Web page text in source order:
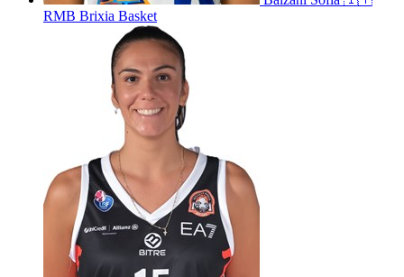
RMB Brixia Basket